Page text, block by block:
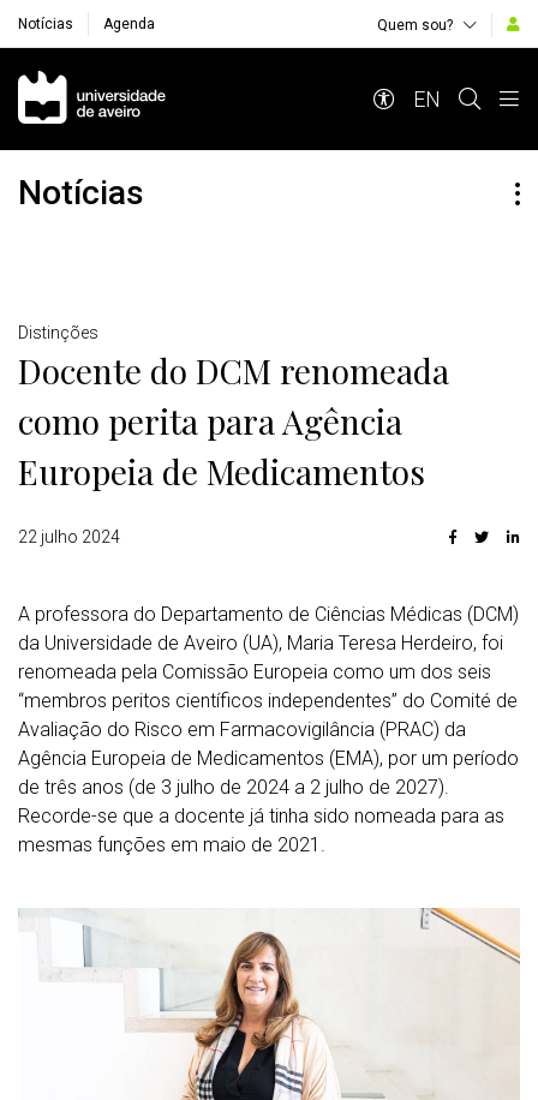
Notícias Agenda Quem sou?
Navegação Principal
EN
Notícias
Detalhes
Distinções
Docente do DCM renomeada
como perita para Agência
Europeia de Medicamentos
22 julho 2024
A professora do Departamento de Ciências Médicas (DCM)
da Universidade de Aveiro (UA), Maria Teresa Herdeiro, foi
renomeada pela Comissão Europeia como um dos seis
“membros peritos científicos independentes” do Comité de
Avaliação do Risco em Farmacovigilância (PRAC) da
Agência Europeia de Medicamentos (EMA), por um período
de três anos (de 3 julho de 2024 a 2 julho de 2027).
Recorde-se que a docente já tinha sido nomeada para as
mesmas funções em maio de 2021.